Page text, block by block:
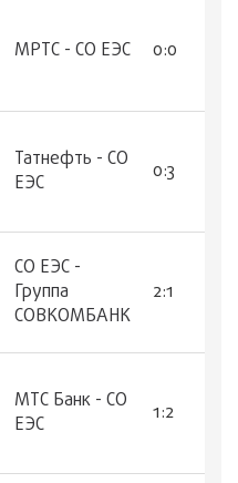
МРТС - СО ЕЭС 0:0
Татнефть - СО
ЕЭС
0:3
СО ЕЭС -
Группа
СОВКОМБАНК
2:1
МТС Банк - СО
ЕЭС
1:2